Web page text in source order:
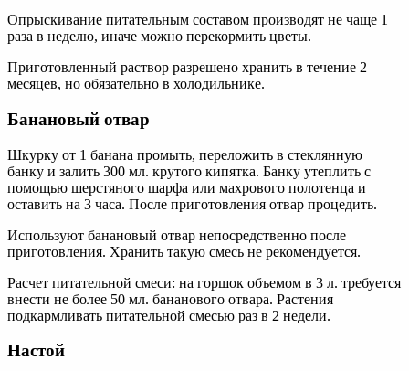
Опрыскивание питательным составом производят не чаще 1
раза в неделю, иначе можно перекормить цветы.
Приготовленный раствор разрешено хранить в течение 2
месяцев, но обязательно в холодильнике.
Банановый отвар
Шкурку от 1 банана промыть, переложить в стеклянную
банку и залить 300 мл. крутого кипятка. Банку утеплить с
помощью шерстяного шарфа или махрового полотенца и
оставить на 3 часа. После приготовления отвар процедить.
Используют банановый отвар непосредственно после
приготовления. Хранить такую смесь не рекомендуется.
Расчет питательной смеси: на горшок объемом в 3 л. требуется
внести не более 50 мл. бананового отвара. Растения
подкармливать питательной смесью раз в 2 недели.
Настой